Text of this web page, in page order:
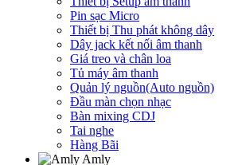
Pin sạc Micro
Thiết bị Thu phát không dây
Dây jack kết nối âm thanh
Giá treo và chân loa
Tủ máy âm thanh
Quản lý nguồn(Auto nguồn)
Đầu màn chọn nhạc
Bàn mixing CDJ
Tai nghe
Hàng Bãi
Amly